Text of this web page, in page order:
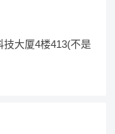
技大厦4楼413(不是